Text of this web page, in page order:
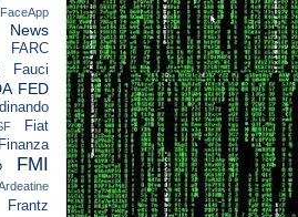
FaceApp
News
FARC
Fauci
FED
Fiat
Finanza
FMI
Frantz